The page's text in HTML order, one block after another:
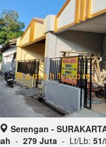
Serengan -
- 279 Juta - Lt/Lb: